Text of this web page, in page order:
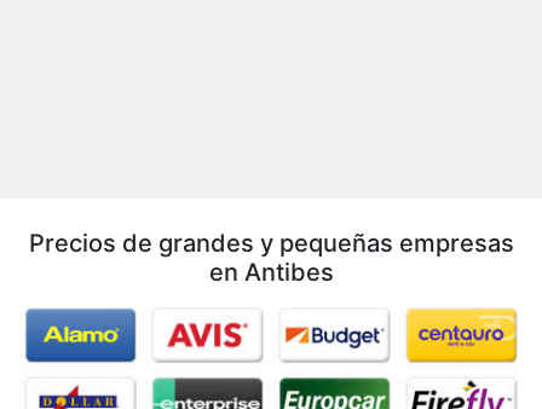
Precios de grandes y pequeñas empresas
en Antibes